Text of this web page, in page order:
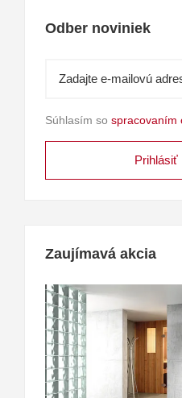
Odber noviniek
Súhlasím so spracovaním
Zaujímavá akcia